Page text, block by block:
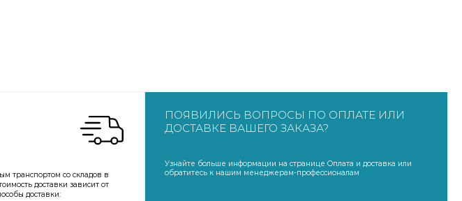
транспортом со складов в
доставки зависит от
доставки:
ПОЯВИЛИСЬ ВОПРОСЫ ПО ОПЛАТЕ ИЛИ
ДОСТАВКЕ ВАШЕГО ЗАКАЗА?
Узнайте больше информации на странице Оплата и доставка или
обратитесь к нашим менеджерам-профессионалам